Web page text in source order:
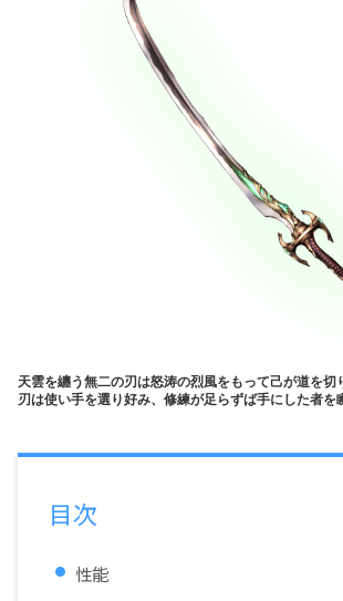
天雲を纏う無二の刃は怒涛の烈風をもって己が道を切
刃は使い手を選り好み、修練が足らずば手にした者を
目次
性能